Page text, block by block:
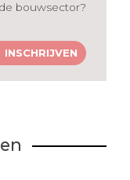
bouwsector?
INSCHRIJVEN